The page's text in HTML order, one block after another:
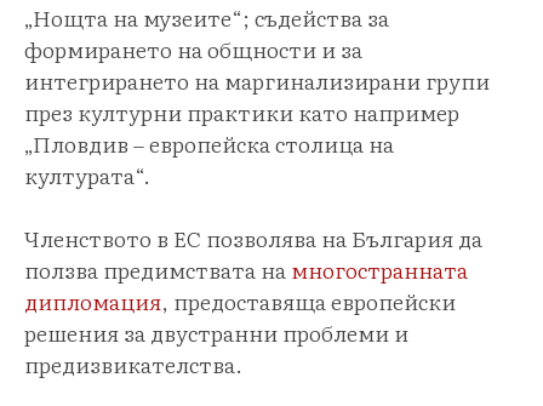
„Нощта на музеите“; съдейства за
формирането на общности и за
интегрирането на маргинализирани групи
през културни практики като например
„Пловдив – европейска столица на
културата“.
Членството в ЕС позволява на България да
ползва предимствата намногостранната
дипломация, предоставяща европейски
решения за двустранни проблеми и
предизвикателства.